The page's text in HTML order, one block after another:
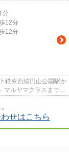
分
12分
12分
マルヤマクラスまで徒
せはこちら